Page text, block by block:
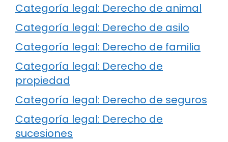
Categoría legal: Derecho de animal
Categoría legal: Derecho de asilo
Categoría legal: Derecho de familia
Categoría legal: Derecho de
propiedad
Categoría legal: Derecho de seguros
Categoría legal: Derecho de
sucesiones